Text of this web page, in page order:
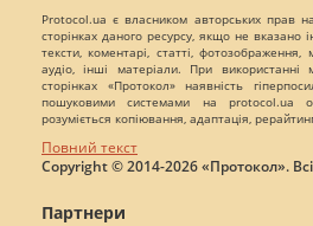
Protocol.ua є власником авторських прав
сторінках даного ресурсу, якщо не вказано
тексти, коментарі, статті,
аудіо, інші матеріали. При
сторінках «Протокол» наявність
пошуковими системами на protocol.ua
розуміється копіювання, адаптація,
Повний текст
Copyright © 2014-2026 «Протокол».
Партнери